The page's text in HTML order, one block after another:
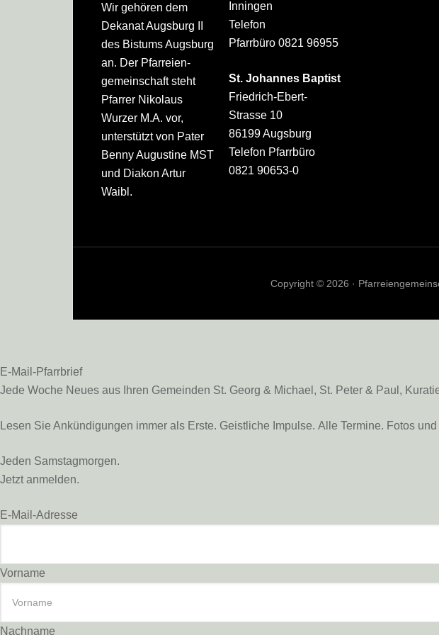
Wir gehören dem
Dekanat Augsburg II
des Bistums Augsburg
an. Der Pfarreien­
gemeinschaft steht
Pfarrer Nikolaus
Wurzer M.A. vor,
unterstützt von Pater
Benny Augustine MST
und Diakon Artur
Waibl.
Inningen
Telefon
Pfarrbüro 0821 96955
St. Johannes Baptist
Friedrich-Ebert-
Strasse 10
86199 Augsburg
Telefon Pfarrbüro
0821 90653-0
Copyright © 2026 ·
E-Mail-Pfarrbrief
Jede Woche Neues aus Ihren Gemeinden St. Georg & Michael, St. Peter & Paul,
Lesen Sie Ankündigungen immer als Erste. Geistliche Impulse. Alle Termine. Fotos
Jeden Samstagmorgen.
Jetzt anmelden.
E-Mail-Adresse
Vorname
Nachname